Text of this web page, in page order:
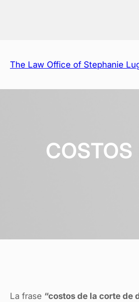
The Law Office of Stephanie
La frase “costos de la corte de